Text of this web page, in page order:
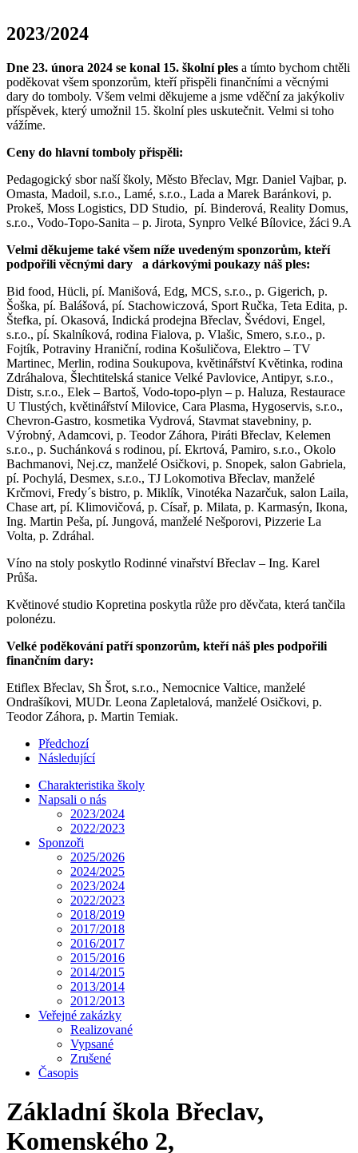
2023/2024
Dne 23. února 2024 se konal 15. školní ples a tímto bychom chtěli
poděkovat všem sponzorům, kteří přispěli finančními a věcnými
dary do tomboly. Všem velmi děkujeme a jsme vděční za jakýkoliv
příspěvek, který umožnil 15. školní ples uskutečnit. Velmi si toho
vážíme.
Ceny do hlavní tomboly přispěli:
Pedagogický sbor naší školy, Město Břeclav, Mgr. Daniel Vajbar, p.
Omasta, Madoil, s.r.o., Lamé, s.r.o., Lada a Marek Baránkovi, p.
Prokeš, Moss Logistics, DD Studio, pí. Binderová, Reality Domus,
s.r.o., Vodo-Topo-Sanita – p. Jirota, Synpro Velké Bílovice, žáci 9.A
Velmi děkujeme také všem níže uvedeným sponzorům, kteří
podpořili věcnými dary a dárkovými poukazy náš ples:
Bid food, Hücli, pí. Manišová, Edg, MCS, s.r.o., p. Gigerich, p.
Šoška, pí. Balášová, pí. Stachowiczová, Sport Ručka, Teta Edita, p.
Štefka, pí. Okasová, Indická prodejna Břeclav, Švédovi, Engel,
s.r.o., pí. Skalníková, rodina Fialova, p. Vlašic, Smero, s.r.o., p.
Fojtík, Potraviny Hraniční, rodina Košuličova, Elektro – TV
Martinec, Merlin, rodina Soukupova, květinářství Květinka, rodina
Zdráhalova, Šlechtitelská stanice Velké Pavlovice, Antipyr, s.r.o.,
Distr, s.r.o., Elek – Bartoš, Vodo-topo-plyn – p. Haluza, Restaurace
U Tlustých, květinářství Milovice, Cara Plasma, Hygoservis, s.r.o.,
Chevron-Gastro, kosmetika Vydrová, Stavmat stavebniny, p.
Výrobný, Adamcovi, p. Teodor Záhora, Piráti Břeclav, Kelemen
s.r.o., p. Suchánková s rodinou, pí. Ekrtová, Pamiro, s.r.o., Okolo
Bachmanovi, Nej.cz, manželé Osičkovi, p. Snopek, salon Gabriela,
pí. Pochylá, Desmex, s.r.o., TJ Lokomotiva Břeclav, manželé
Krčmovi, Fredy´s bistro, p. Miklík, Vinotéka Nazarčuk, salon Laila,
Chase art, pí. Klimovičová, p. Císař, p. Milata, p. Karmasýn, Ikona,
Ing. Martin Peša, pí. Jungová, manželé Nešporovi, Pizzerie La
Volta, p. Zdráhal.
Víno na stoly poskytlo Rodinné vinařství Břeclav – Ing. Karel
Průša.
Květinové studio Kopretina poskytla růže pro děvčata, která tančila
polonézu.
Velké poděkování patří sponzorům, kteří náš ples podpořili
finančním dary:
Etiflex Břeclav, Sh Šrot, s.r.o., Nemocnice Valtice, manželé
Ondrašíkovi, MUDr. Leona Zapletalová, manželé Osičkovi, p.
Teodor Záhora, p. Martin Temiak.
Předchozí
Následující
Charakteristika školy
Napsali o nás
2023/2024
2022/2023
Sponzoři
2025/2026
2024/2025
2023/2024
2022/2023
2018/2019
2017/2018
2016/2017
2015/2016
2014/2015
2013/2014
2012/2013
Veřejné zakázky
Realizované
Vypsané
Zrušené
Časopis
Základní škola Břeclav,
Komenského 2,